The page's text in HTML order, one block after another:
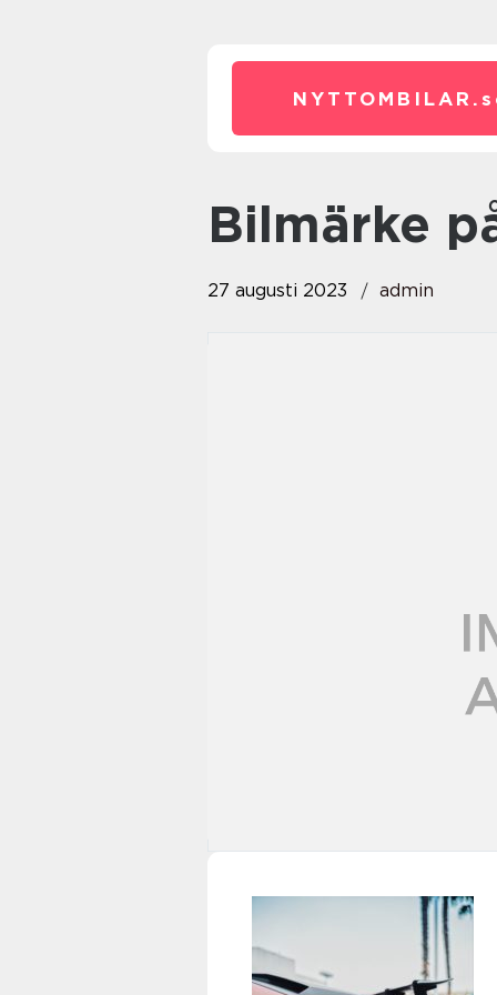
NYTTOMBILAR.
bilmärke
27 augusti 2023 admin